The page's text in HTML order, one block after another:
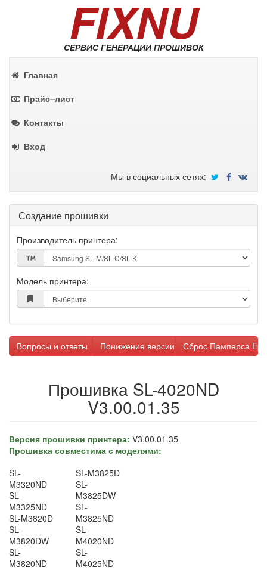
FIXNU
СЕРВИС ГЕНЕРАЦИИ ПРОШИВОК
Главная
Прайс–лист
Контакты
Вход
Мы в социальных сетях:
Создание прошивки
Производитель принтера:
Модель принтера:
Вопросы и ответы Понижение версии прошивкиСброс Памперса
Прошивка SL-4020ND
V3.00.01.35
Версия прошивки принтера: V3.00.01.35
Прошивка совместима с моделями:
SL-
M3320ND
SL-
M3325ND
SL-M3820D
SL-
M3820DW
SL-
M3820ND
SL-M3825D
SL-
M3825DW
SL-
M3825ND
SL-
M4020ND
SL-
M4025ND